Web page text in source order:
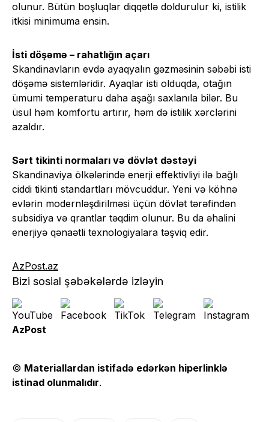
olunur. Bütün boşluqlar diqqətlə doldurulur ki, istilik
itkisi minimuma ensin.
İsti döşəmə – rahatlığın açarı
Skandinavların evdə ayaqyalın gəzməsinin səbəbi isti
döşəmə sistemləridir. Ayaqlar isti olduqda, otağın
ümumi temperaturu daha aşağı saxlanıla bilər. Bu
üsul həm komfortu artırır, həm də istilik xərclərini
azaldır.
Sərt tikinti normaları və dövlət dəstəyi
Skandinaviya ölkələrində enerji effektivliyi ilə bağlı
ciddi tikinti standartları mövcuddur. Yeni və köhnə
evlərin modernləşdirilməsi üçün dövlət tərəfindən
subsidiya və qrantlar təqdim olunur. Bu da əhalini
enerjiyə qənaətli texnologiyalara təşviq edir.
AzPost.az
Bizi sosial şəbəkələrdə izləyin
AzPost
© Materiallardan istifadə edərkən hiperlinklə
istinad olunmalıdır.